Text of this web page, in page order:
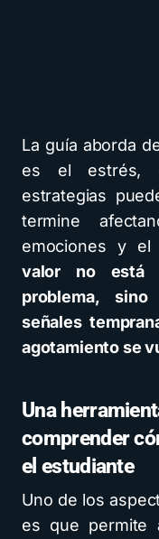
La guía aborda
es el estrés,
estrategias
termine
emociones y el
valor no está
problema,
señales
agotamiento se
Una
comprender
el estudiante
Uno de los
es que permite